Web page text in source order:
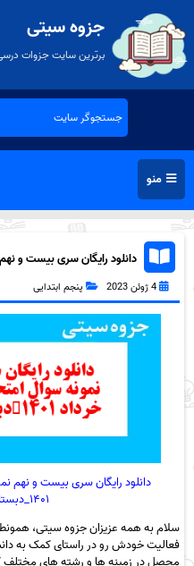
جزوه سیتی
برترین سایت جزوات
منو
دانلود رایگان سری بیست و
دبستان به همراه pdf
4 ژوئن 2023 پنجم ابتدایی
دانلود رایگان سری بیست و نهم
۱۴۰۱_دبستان صدرا تهران
سلام به همه عزیزان جزوه سیتی،
فعالیت خودش رو در راستای کمک به
محصل در زمینه ها و رشته های مختلف